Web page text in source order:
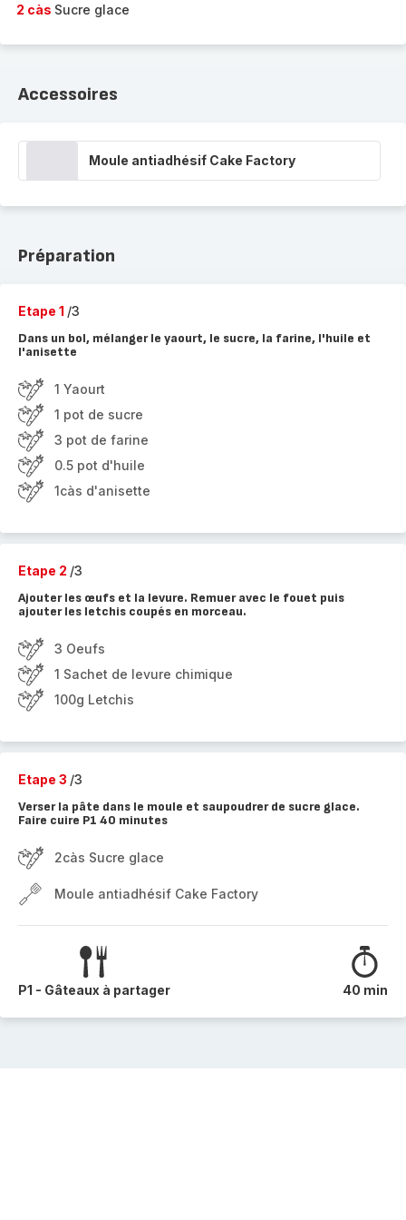
2 càs Sucre glace
Accessoires
Moule antiadhésif Cake Factory
Préparation
Etape 1 /3
Dans un bol, mélanger le yaourt, le sucre, la farine, l'huile et
l'anisette
1 Yaourt
1 pot de sucre
3 pot de farine
0.5 pot d'huile
1càs d'anisette
Etape 2 /3
Ajouter les œufs et la levure. Remuer avec le fouet puis
ajouter les letchis coupés en morceau.
3 Oeufs
1 Sachet de levure chimique
100g Letchis
Etape 3 /3
Verser la pâte dans le moule et saupoudrer de sucre glace.
Faire cuire P1 40 minutes
2càs Sucre glace
Moule antiadhésif Cake Factory
P1 - Gâteaux à partager 40 min